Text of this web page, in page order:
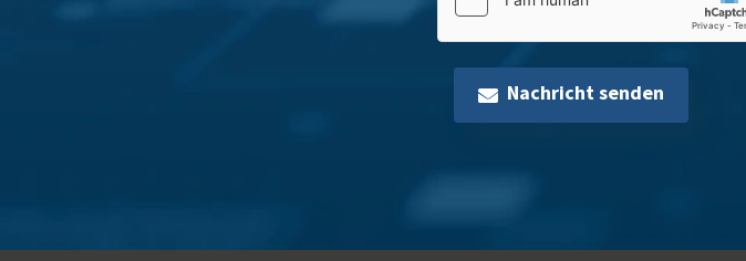
Nachricht senden